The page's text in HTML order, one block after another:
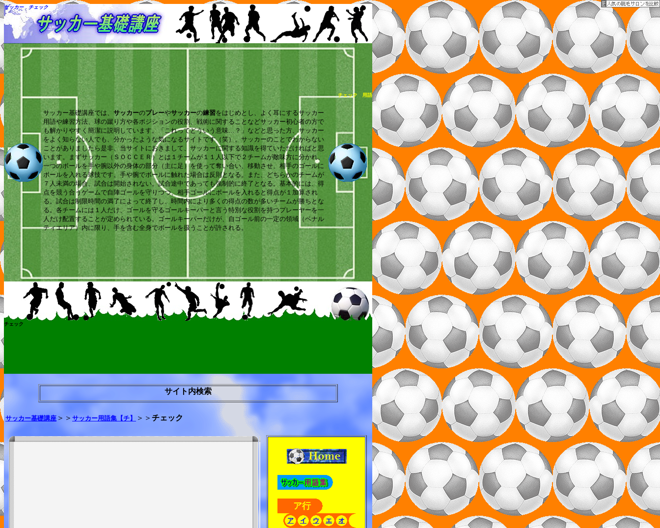
サッカー チェック
チェック 用語
サッカー基礎講座では、 サッカーのプレーやサッカーの練習をはじめとし、よく耳にするサッカー
用語や練習方法、球の蹴り方や各ポジションの役割、戦術に関することなどサッカー初心者の方で
も解かりやすく簡潔に説明しています。「これってどういう意味…？」などと思った方、サッカー
をよく知らない人でも、分かったような気になるサイトです（笑）。サッカーのことでわからない
ことがありましたら是非、当サイトにおきまして、サッカーに関する知識を得ていただければと思
います。まずサッカー（ＳＯＣＣＥＲ）とは１チームが１１人以下で２チームが敵味方に分かれ、
一つのボールを手や腕以外の身体の部分（主に足）を使って奪い合い、移動させ、相手のゴールに
ボールを入れる球技です。手や腕でボールに触れた場合は反則となる。また、どちらかのチームが
７人未満の場合、試合は開始されない。試合途中であっても強制的に終了となる。基本的には、得
点を競う合うゲームで自陣ゴールを守りつつ、相手ゴールにボールを入れると得点が１加算され
る。試合は制限時間の満了によって終了し、時間内により多くの得点の数が多いチームが勝ちとな
る。各チームには１人だけ、ゴールを守るゴールキーパーと言う特別な役割を持つプレーヤーを一
人だけ配置することが定められている。ゴールキーパーだけが、自ゴール前の一定の領域（ペナル
ティエリア）内に限り、手を含む全身でボールを扱うことが許される。
チェック
サイト内検索
サッカー基礎講座 ＞＞ サッカー用語集【チ】 ＞＞ チェック
ア行
ア イ ウ エ オ